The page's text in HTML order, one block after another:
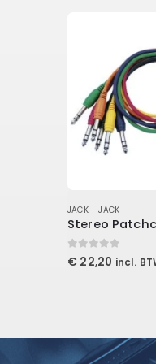
JACK - JACK
0out of 5
€ 22,20 incl.